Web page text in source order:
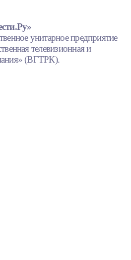
унитарное предприятие
телевизионная и
(ВГТРК).